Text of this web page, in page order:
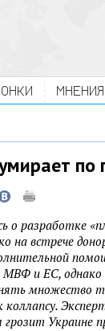
МНЕНИЯ
о разработке
на встрече
и ЕС,
множество
коллапсу.
Украине